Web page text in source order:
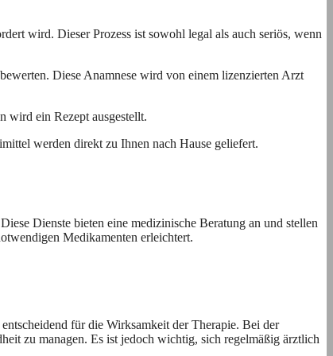
wird. Dieser Prozess ist sowohl legal als auch seriös, wenn
Diese Anamnese wird von einem lizenzierten Arzt
wird ein Rezept ausgestellt.
werden direkt zu Ihnen nach Hause geliefert.
Dienste bieten eine medizinische Beratung an und stellen
Medikamenten erleichtert.
für die Wirksamkeit der Therapie. Bei der
zu managen. Es ist jedoch wichtig, sich regelmäßig ärztlich